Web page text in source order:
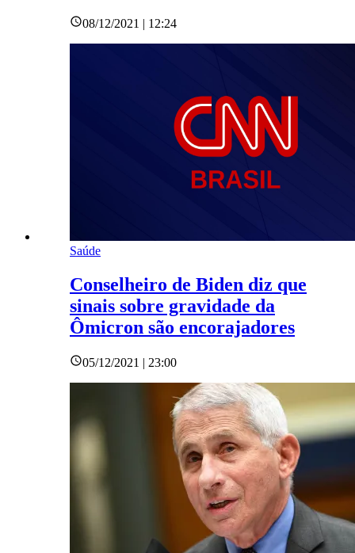
08/12/2021 | 12:24
Saúde
Conselheiro de Biden diz que
sinais sobre gravidade da
Ômicron são encorajadores
05/12/2021 | 23:00